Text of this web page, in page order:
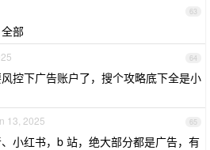
63
部
64
控下广告账户了，搜个攻略底下全是小
65
13, 2025
小红书，b 站，绝大部分都是广告，有